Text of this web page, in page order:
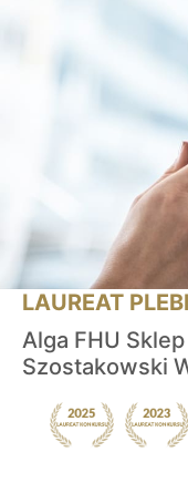
LAUREAT
Alga FHU
Szostakowski